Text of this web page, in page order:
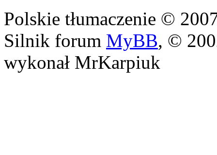
Polskie tłumaczenie ©
Silnik forum MyBB, ©
wykonał MrKarpiuk